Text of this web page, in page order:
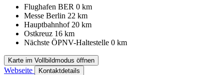
Flughafen BER 0 km
Messe Berlin 22 km
Hauptbahnhof 20 km
Ostkreuz 16 km
Nächste ÖPNV-Haltestelle 0 km
Karte im Vollbildmodus öffnen
Webseite Kontaktdetails